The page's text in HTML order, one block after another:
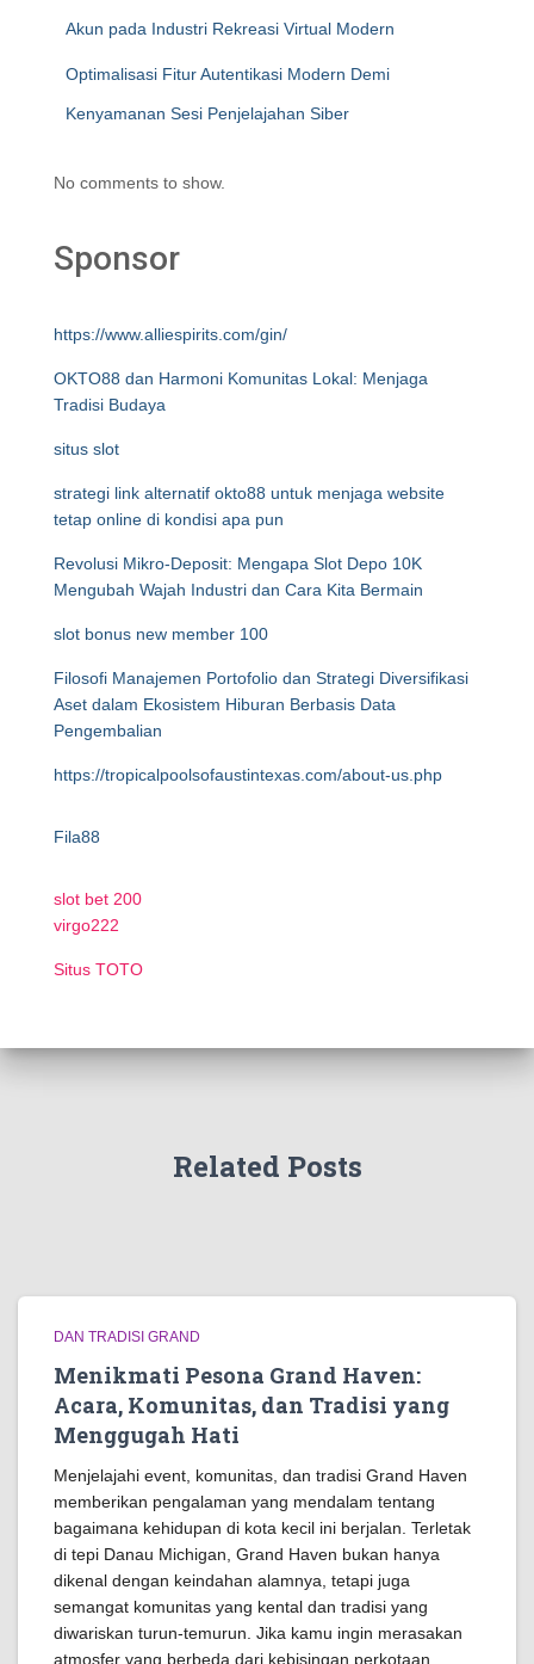
Akun pada Industri Rekreasi Virtual Modern
Optimalisasi Fitur Autentikasi Modern Demi
Kenyamanan Sesi Penjelajahan Siber
No comments to show.
Sponsor
https://www.alliespirits.com/gin/
OKTO88 dan Harmoni Komunitas Lokal: Menjaga
Tradisi Budaya
situs slot
strategi link alternatif okto88 untuk menjaga website
tetap online di kondisi apa pun
Revolusi Mikro-Deposit: Mengapa Slot Depo 10K
Mengubah Wajah Industri dan Cara Kita Bermain
slot bonus new member 100
Filosofi Manajemen Portofolio dan Strategi Diversifikasi
Aset dalam Ekosistem Hiburan Berbasis Data
Pengembalian
https://tropicalpoolsofaustintexas.com/about-us.php
Fila88
slot bet 200
virgo222
Situs TOTO
Related Posts
DAN TRADISI GRAND
Menikmati Pesona Grand Haven:
Acara, Komunitas, dan Tradisi yang
Menggugah Hati
Menjelajahi event, komunitas, dan tradisi Grand Haven
memberikan pengalaman yang mendalam tentang
bagaimana kehidupan di kota kecil ini berjalan. Terletak
di tepi Danau Michigan, Grand Haven bukan hanya
dikenal dengan keindahan alamnya, tetapi juga
semangat komunitas yang kental dan tradisi yang
diwariskan turun-temurun. Jika kamu ingin merasakan
atmosfer yang berbeda dari kebisingan perkotaan,